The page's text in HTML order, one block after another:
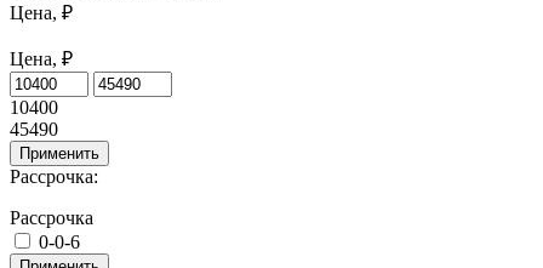
Цена, ₽
Цена, ₽
10400
45490
Применить
Рассрочка:
Рассрочка
0-0-6